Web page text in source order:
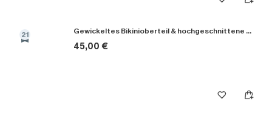
21 Gewickeltes Bikinioberteil & hochgeschnittene Bikinihose
45,00 €